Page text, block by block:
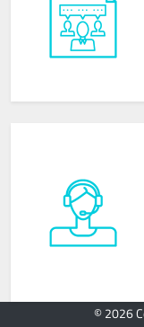
© 2026